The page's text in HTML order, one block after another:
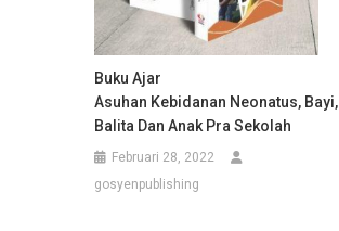
Buku Ajar
Asuhan Kebidanan Neonatus, Bayi,
Balita Dan Anak Pra Sekolah
Februari 28, 2022
gosyenpublishing